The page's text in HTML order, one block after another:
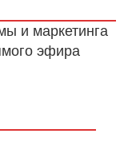
и маркетинга
эфира